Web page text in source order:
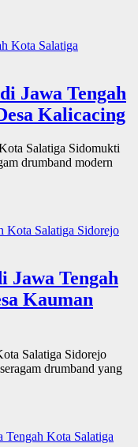
Jawa Tengah
Kalicacing
Salatiga Sidomukti
drumband modern
Jawa Tengah
Kauman
Salatiga Sidorejo
drumband yang